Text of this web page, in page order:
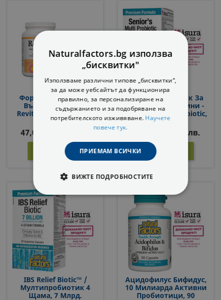
Формула За Чревно
Възстановяване -
RevitalX®, 454 G, Прах
47,08 € / 92,08 лв.
КУПИ
Мултипробиотик За
Хора Над 55 Години -
Senior’s Multi Probiotic,
8 Щама, 35 Млрд.
Активни Пробиотици,
35,78 € / 69,98 лв.

IBS Relief Biotic™ /
Мултипробиотик 4
Щама, 7 Млрд.
Ацидофилус Бифидус,
10 Милиарда Активни
Пробиотици, 90
Naturalfactors.bg използва
„бисквитки"
Използваме различни типове „бисквитки“,
за да може уебсайтът да функционира
правилно, за персонализиране на
съдържанието и за подобряване на
потребителското изживяване. Научете
повече тук.
ПРИЕМАМ ВСИЧКИ
ВИЖТЕ ПОДРОБНОСТИТЕ
СТРОГО НЕОБХОДИМИ
СТАТИСТИЧЕСКИ
МАРКЕТИНГOВИ
НЕКЛАСИФИЦИРАНИ